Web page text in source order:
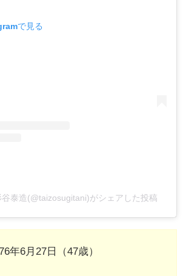
で見る
泰造(@taizosugitani)がシェアした投稿
年6月27日（47歳）